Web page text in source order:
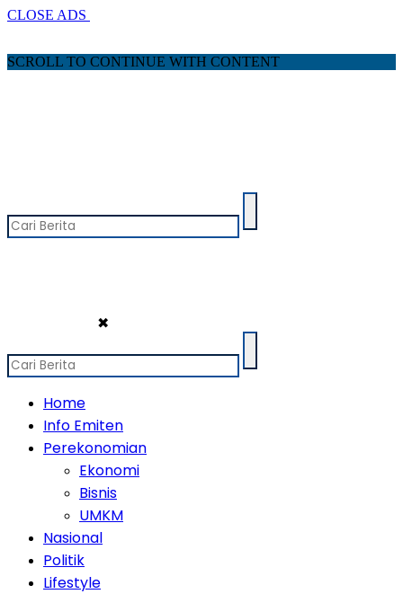
CLOSE ADS
SCROLL TO CONTINUE WITH CONTENT
✖
Home
Info Emiten
Perekonomian
Ekonomi
Bisnis
UMKM
Nasional
Politik
Lifestyle